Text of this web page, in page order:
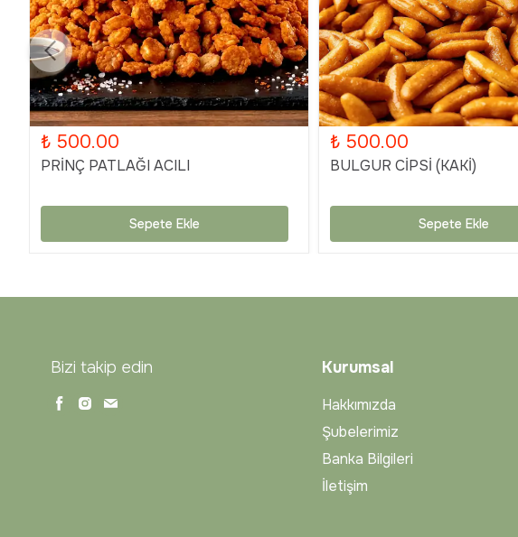
₺ 500.00
PRİNÇ PATLAĞI ACILI
Sepete Ekle
₺ 500.00
BULGUR CİPSİ (KAKİ)
Sepete Ekle
Bizi takip edin Kurumsal
Hakkımızda
Şubelerimiz
Banka Bilgileri
İletişim